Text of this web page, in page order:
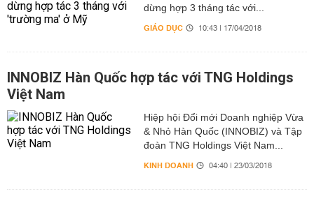
dừng hợp 3 tháng tác với...
GIÁO DỤC 10:43 | 17/04/2018
INNOBIZ Hàn Quốc hợp tác với TNG Holdings
Việt Nam
Hiệp hội Đổi mới Doanh nghiệp Vừa
& Nhỏ Hàn Quốc (INNOBIZ) và Tập
đoàn TNG Holdings Việt Nam...
KINH DOANH 04:40 | 23/03/2018